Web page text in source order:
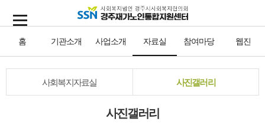
홈 기관소개 사업소개 자료실 참여마당 웹진
사회복지자료실 사진갤러리
사진갤러리